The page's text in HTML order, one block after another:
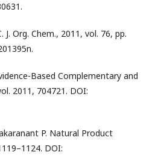
J. Org. Chem., 2011, vol. 76, pp.
Based Complementary and
2011, 704721. DOI:
P. Natural Product
DOI: